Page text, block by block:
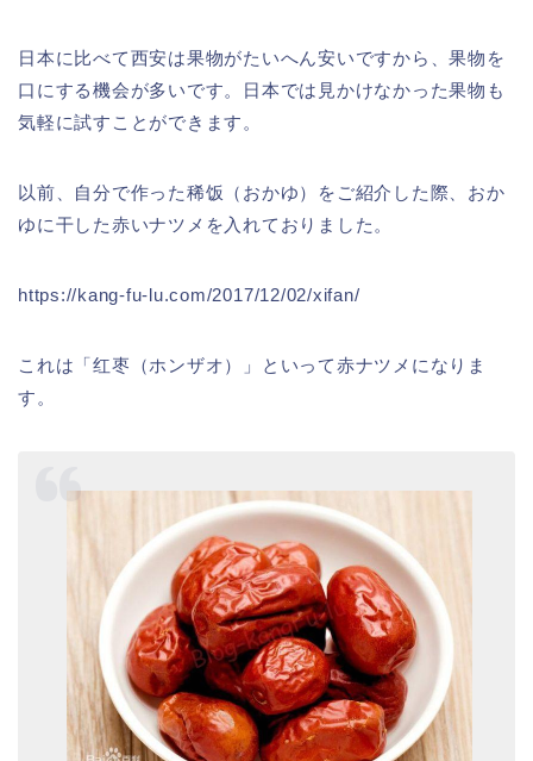
日本に比べて西安は果物がたいへん安いですから、果物を
口にする機会が多いです。日本では見かけなかった果物も
気軽に試すことができます。
以前、自分で作った稀饭（おかゆ）をご紹介した際、おか
ゆに干した赤いナツメを入れておりました。
https://kang-fu-lu.com/2017/12/02/xifan/
これは「红枣（ホンザオ）」といって赤ナツメになりま
す。